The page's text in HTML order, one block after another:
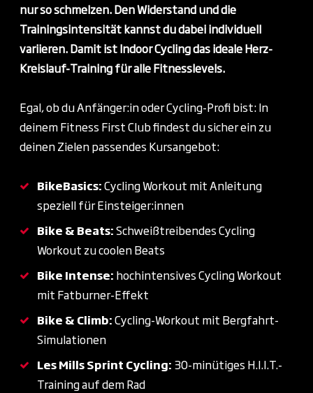
nur so schmelzen. Den Widerstand und die
Trainingsintensität kannst du dabeiindividuell
variieren. Damit ist Indoor Cycling dasideale Herz-
Kreislauf-Training für alle Fitnesslevels.
Egal, ob du Anfänger:in oder Cycling-Profi bist: In
deinem Fitness First Club findest du sicher ein zu
deinen Zielen passendes Kursangebot:
BikeBasics:Cycling Workout mit Anleitung
speziell für Einsteiger:innen
Bike & Beats:Schweißtreibendes Cycling
Workout zu coolen Beats
Bike Intense: hochintensives Cycling Workout
mit Fatburner-Effekt
Bike & Climb:Cycling-Workout mit Bergfahrt-
Simulationen
Les Mills Sprint Cycling: 30-minütiges H.I.I.T.-
Training auf dem Rad